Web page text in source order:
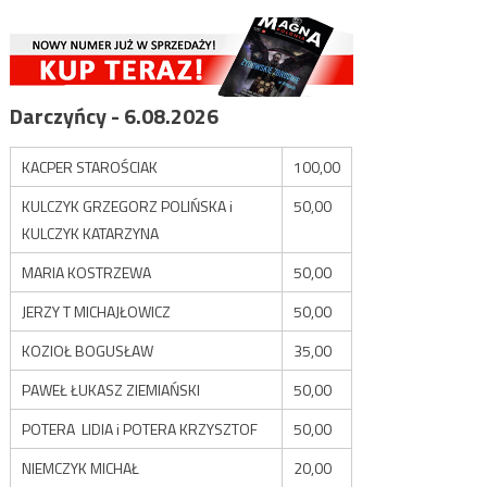
Darczyńcy - 6.08.2026
KACPER STAROŚCIAK
100,00
KULCZYK GRZEGORZ POLIŃSKA i
KULCZYK KATARZYNA
50,00
MARIA KOSTRZEWA
50,00
JERZY T MICHAJŁOWICZ
50,00
KOZIOŁ BOGUSŁAW
35,00
PAWEŁ ŁUKASZ ZIEMIAŃSKI
50,00
POTERA LIDIA i POTERA KRZYSZTOF
50,00
NIEMCZYK MICHAŁ
20,00